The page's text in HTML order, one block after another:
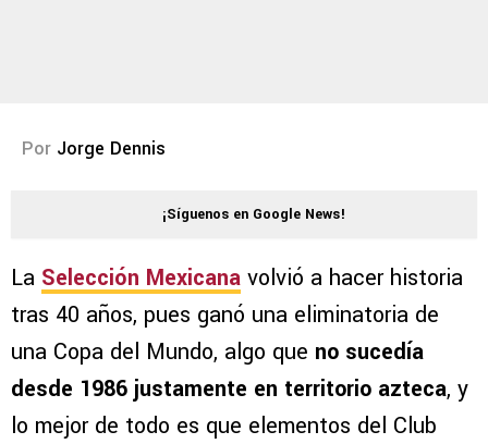
Por Jorge Dennis
¡Síguenos en Google News!
La Selección Mexicana volvió a hacer historia
tras 40 años, pues ganó una eliminatoria de
una Copa del Mundo, algo que no sucedía
desde 1986 justamente en territorio azteca, y
lo mejor de todo es que elementos del Club